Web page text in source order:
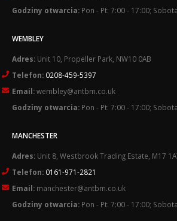
Godziny otwarcia: Pon - Pt: 7:00 - 17:00;
WEMBLEY
Adres: Unit 10, Propeller Park, NW10 0AB
Telefon: 0208-459-5397
Email:wembley@antbm.co.uk
Godziny otwarcia: Pon - Pt: 7:00 - 17:00;
MANCHESTER
Adres: Unit 8, Westbrook Trading Estate, M17
Telefon: 0161-971-2821
Email: manchester@antbm.co.uk
Godziny otwarcia: Pon - Pt: 7:00 - 17:00;